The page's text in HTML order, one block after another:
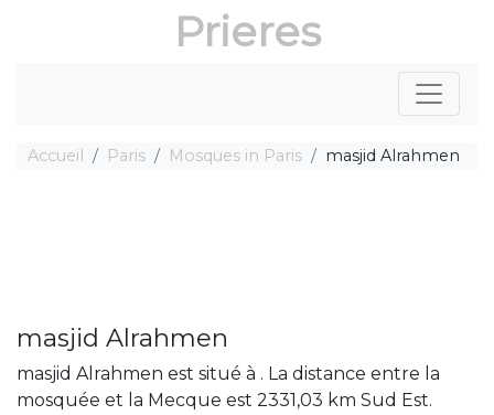
Prieres
Accueil Paris Mosques in Paris masjid Alrahmen
masjid Alrahmen
masjid Alrahmen est situé à . La distance entre la
mosquée et la Mecque est 2331,03 km Sud Est.